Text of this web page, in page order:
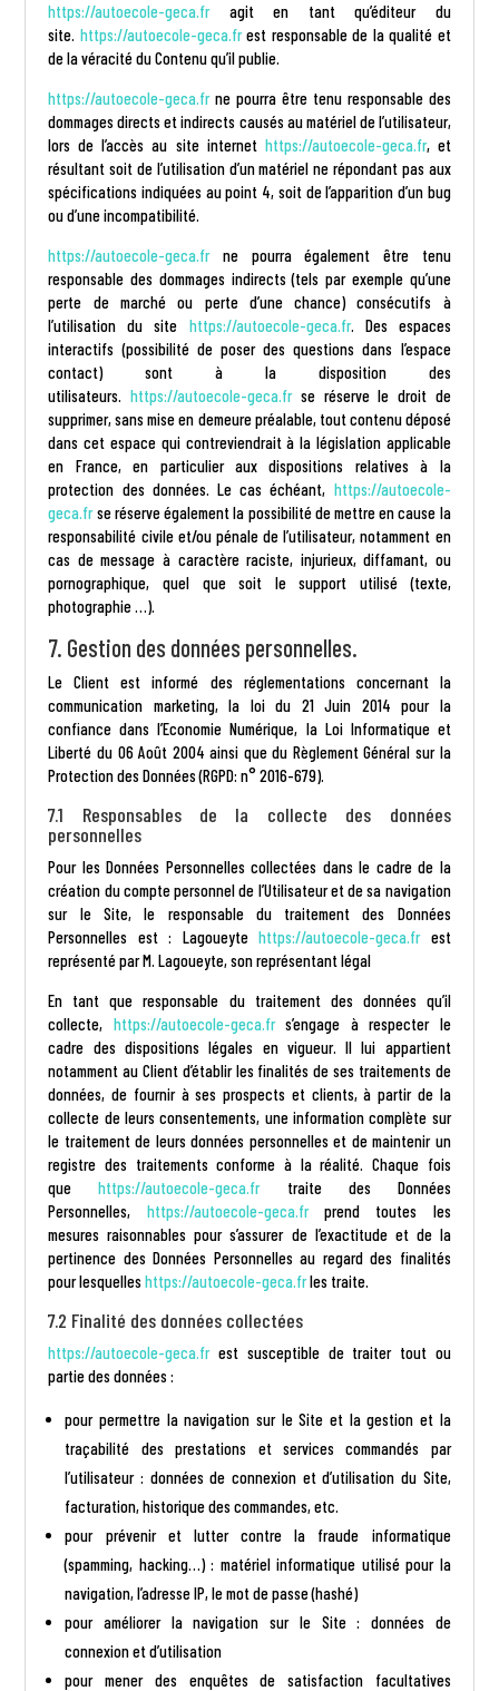
https://autoecole-geca.fr
agit en tant qu’éditeur du
site. https://autoecole-geca.fr est responsable de la qualité et
de la véracité du Contenu qu’il publie.
https://autoecole-geca.fr ne pourra être tenu responsable des
dommages directs et indirects causés au matériel de l’utilisateur,
lors de l’accès au site internet https://autoecole-geca.fr, et
résultant soit de l’utilisation d’un matériel ne répondant pas aux
spécifications indiquées au point 4, soit de l’apparition d’un bug
ou d’une incompatibilité.
https://autoecole-geca.fr
ne pourra également être tenu
responsable des dommages indirects (tels par exemple qu’une
perte de marché ou perte d’une chance) consécutifs à
l’utilisation du site
https://autoecole-geca.fr. Des espaces
interactifs (possibilité de poser des questions dans l’espace
contact) sont à la disposition des
utilisateurs.
https://autoecole-geca.fr se réserve le droit de
supprimer, sans mise en demeure préalable, tout contenu déposé
dans cet espace qui contreviendrait à la législation applicable
en France, en particulier aux dispositions relatives à la
protection des données. Le cas échéant, https://autoecole-
geca.frse réserve également la possibilité de mettre en cause la
responsabilité civile et/ou pénale de l’utilisateur, notamment en
cas de message à caractère raciste, injurieux, diffamant, ou
pornographique, quel que soit le support utilisé (texte,
photographie …).
7. Gestion des données personnelles.
Le Client est informé des réglementations concernant la
communication marketing, la loi du 21 Juin 2014 pour la
confiance dans l’Economie Numérique, la Loi Informatique et
Liberté du 06 Août 2004 ainsi que du Règlement Général sur la
Protection des Données (RGPD: n° 2016-679).
7.1 Responsables de la collecte des données
personnelles
Pour les Données Personnelles collectées dans le cadre de la
création du compte personnel de l’Utilisateur et de sa navigation
sur le Site, le responsable du traitement des Données
Personnelles est : Lagoueyte https://autoecole-geca.fr est
représenté par M. Lagoueyte, son représentant légal
En tant que responsable du traitement des données qu’il
collecte, https://autoecole-geca.fr s’engage à respecter le
cadre des dispositions légales en vigueur. Il lui appartient
notamment au Client d’établir les finalités de ses traitements de
données, de fournir à ses prospects et clients, à partir de la
collecte de leurs consentements, une information complète sur
le traitement de leurs données personnelles et de maintenir un
registre des traitements conforme à la réalité. Chaque fois
que
https://autoecole-geca.fr
traite des Données
Personnelles,
https://autoecole-geca.fr
prend toutes les
mesures raisonnables pour s’assurer de l’exactitude et de la
pertinence des Données Personnelles au regard des finalités
pour lesquelles https://autoecole-geca.frles traite.
7.2 Finalité des données collectées
https://autoecole-geca.fr est susceptible de traiter tout ou
partie des données :
pour permettre la navigation sur le Site et la gestion et la
traçabilité des prestations et services commandés par
l’utilisateur : données de connexion et d’utilisation du Site,
facturation, historique des commandes, etc.
pour prévenir et lutter contre la fraude informatique
(spamming, hacking…) : matériel informatique utilisé pour la
navigation, l’adresse IP, le mot de passe (hashé)
pour améliorer la navigation sur le Site : données de
connexion et d’utilisation
pour mener des enquêtes de satisfaction facultatives